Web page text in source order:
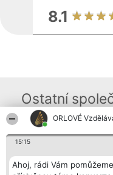
ORLOVÉ
15:15
Ahoj, rádi Vám
8.1
Ostatní
Organizátor hlasování
o. sp. k.
ul. Ruska 22